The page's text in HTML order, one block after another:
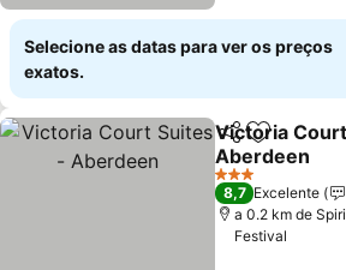
Selecione as datas para ver os preços
exatos.
PartilharAdicionar
Victoria
Aberdeen
Ver preços
3 Estrelas
8,7 Excelente
a 0.2 km de
Festival